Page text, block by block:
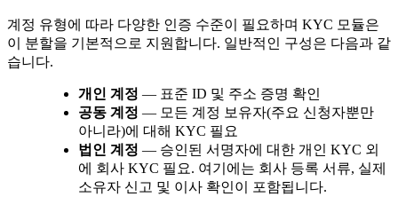
계정 유형에 따라 다양한 인증 수준이 필요하며 KYC 모듈은
이 분할을 기본적으로 지원합니다. 일반적인 구성은 다음과 같
습니다.
개인 계정 — 표준 ID 및 주소 증명 확인
공동 계정 — 모든 계정 보유자(주요 신청자뿐만
아니라)에 대해 KYC 필요
법인 계정 — 승인된 서명자에 대한 개인 KYC 외
에 회사 KYC 필요. 여기에는 회사 등록 서류, 실제
소유자 신고 및 이사 확인이 포함됩니다.